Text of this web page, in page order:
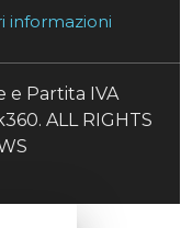
informazioni
e Partita IVA
ALL RIGHTS